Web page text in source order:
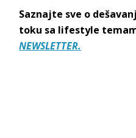
Saznajte sve o
toku sa lifestyle
NEWSLETTER.